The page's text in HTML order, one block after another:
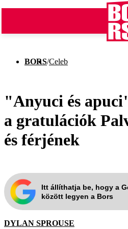
BORS/Celeb
"Anyuci és
a gratulációk
és férjének
Itt állíthatja be, hogy a
között legyen a Bors
DYLAN SPROUSE